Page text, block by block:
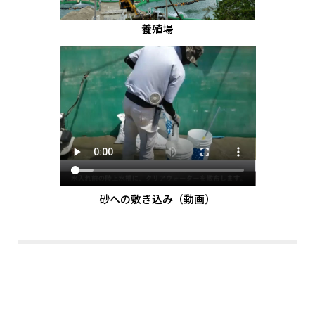
養殖場
砂への敷き込み（動画）